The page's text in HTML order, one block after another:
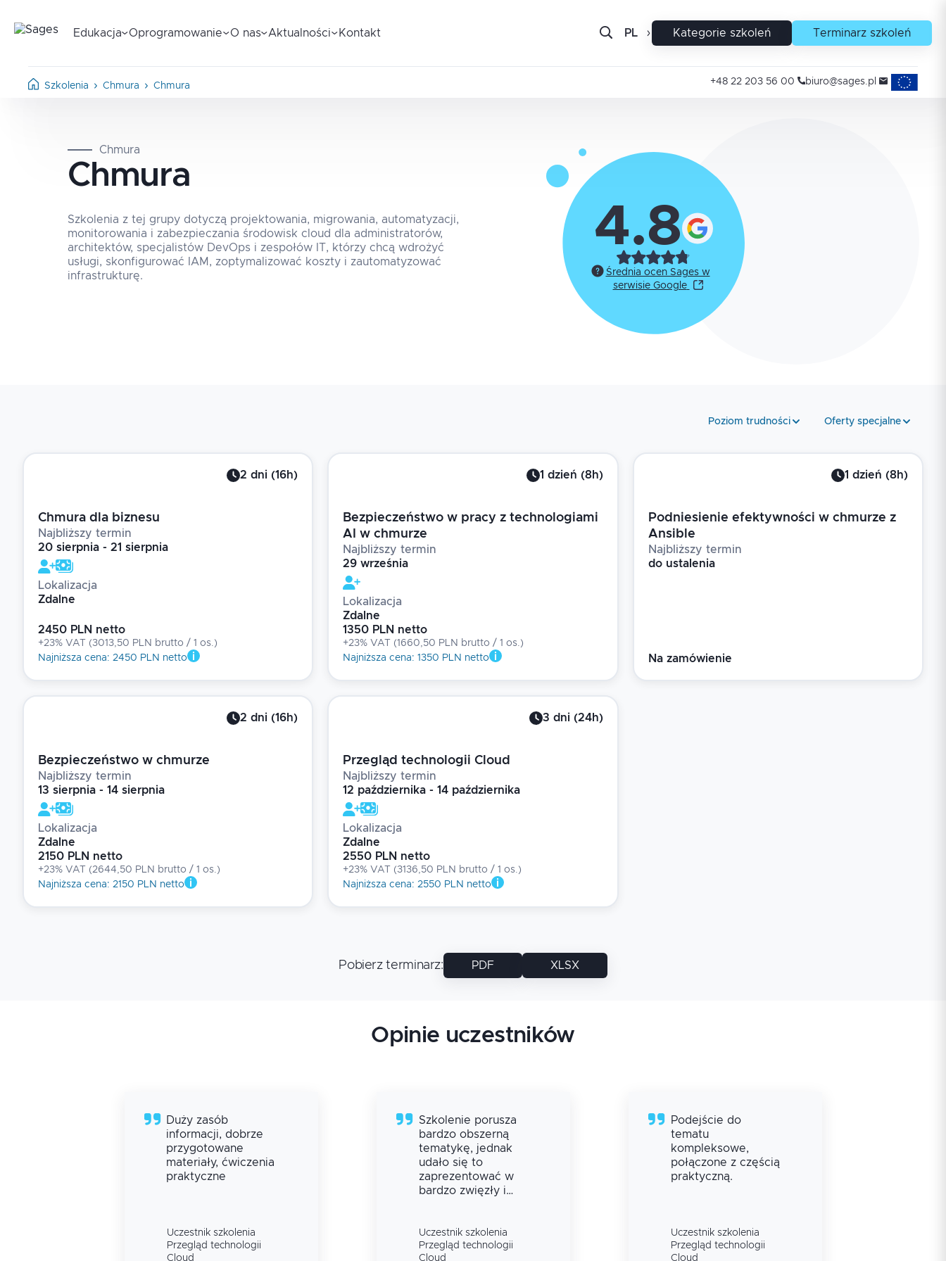
Edukacja Oprogramowanie O nas Aktualności Kontakt PL EN Kategorie szkoleń Terminarz szkoleń
Szkolenia Chmura Chmura +48 22 203 56 00 biuro@sages.pl Projekty
Chmura
Chmura
Szkolenia z tej grupy dotyczą projektowania, migrowania, automatyzacji,
monitorowania i zabezpieczania środowisk cloud dla administratorów,
architektów, specjalistów DevOps i zespołów IT, którzy chcą wdrożyć
usługi, skonfigurować IAM, zoptymalizować koszty i zautomatyzować
infrastrukturę.
4.8
Średnia ocen Sages w
serwisie Google
Poziom trudności Oferty specjalne
2 dni (16h)
Chmura dla biznesu
Najbliższy termin
20 sierpnia - 21 sierpnia
Lokalizacja
Zdalne
2450 PLN netto
+23% VAT (3013,50 PLN brutto / 1 os.)
Najniższa cena: 2450 PLN netto
1 dzień (8h)
Bezpieczeństwo w pracy z technologiami
AI w chmurze
Najbliższy termin
29 września
Lokalizacja
Zdalne
1350 PLN netto
+23% VAT (1660,50 PLN brutto / 1 os.)
Najniższa cena:1350 PLN netto
1 dzień (8h)
Podniesienie efektywności w chmurze z
Ansible
Najbliższy termin
do ustalenia
Na zamówienie
2 dni (16h)
Bezpieczeństwo w chmurze
Najbliższy termin
13 sierpnia - 14 sierpnia
Lokalizacja
Zdalne
2150 PLN netto
+23% VAT (2644,50 PLN brutto / 1 os.)
Najniższa cena: 2150 PLN netto
3 dni (24h)
Przegląd technologii Cloud
Najbliższy termin
12 października - 14 października
Lokalizacja
Zdalne
2550 PLN netto
+23% VAT (3136,50 PLN brutto / 1 os.)
Najniższa cena: 2550 PLN netto
Pobierz terminarz: PDF XLSX
Opinie uczestników
Duży zasób
informacji, dobrze
przygotowane
materiały, ćwiczenia
praktyczne
Uczestnik szkolenia
Przegląd technologii
Cloud
Szkolenie porusza
bardzo obszerną
tematykę, jednak
udało się to
zaprezentować w
bardzo zwięzły i
podejściu mamy
dobrą podstawę
Uczestnik szkolenia
Przegląd technologii
Cloud
Podejście do
tematu
kompleksowe,
połączone z częścią
praktyczną.
Uczestnik szkolenia
Przegląd technologii
Cloud